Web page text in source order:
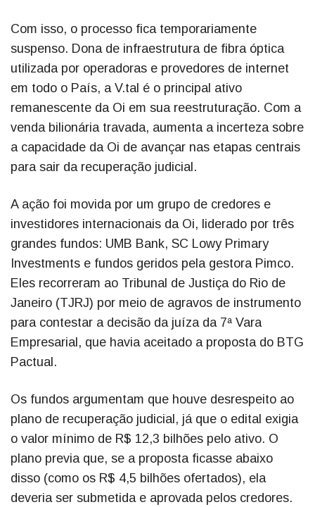
Com isso, o processo fica temporariamente
suspenso. Dona de infraestrutura de fibra óptica
utilizada por operadoras e provedores de internet
em todo o País, a V.tal é o principal ativo
remanescente da Oi em sua reestruturação. Com a
venda bilionária travada, aumenta a incerteza sobre
a capacidade da Oi de avançar nas etapas centrais
para sair da recuperação judicial.
A ação foi movida por um grupo de credores e
investidores internacionais da Oi, liderado por três
grandes fundos: UMB Bank, SC Lowy Primary
Investments e fundos geridos pela gestora Pimco.
Eles recorreram ao Tribunal de Justiça do Rio de
Janeiro (TJRJ) por meio de agravos de instrumento
para contestar a decisão da juíza da 7ª Vara
Empresarial, que havia aceitado a proposta do BTG
Pactual.
Os fundos argumentam que houve desrespeito ao
plano de recuperação judicial, já que o edital exigia
o valor mínimo de R$ 12,3 bilhões pelo ativo. O
plano previa que, se a proposta ficasse abaixo
disso (como os R$ 4,5 bilhões ofertados), ela
deveria ser submetida e aprovada pelos credores.